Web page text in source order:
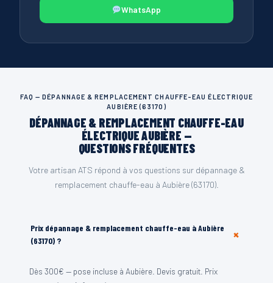
WhatsApp
FAQ — DÉPANNAGE & REMPLACEMENT CHAUFFE-EAU ÉLECTRIQUE
AUBIÈRE (63170)
DÉPANNAGE & REMPLACEMENT CHAUFFE-EAU
ÉLECTRIQUE AUBIÈRE —
QUESTIONS FRÉQUENTES
Votre artisan ATS répond à vos questions sur dépannage &
remplacement chauffe-eau à Aubière (63170).
Prix dépannage & remplacement chauffe-eau à Aubière
(63170) ?
+
Dès 300€ — pose incluse à Aubière. Devis gratuit. Prix